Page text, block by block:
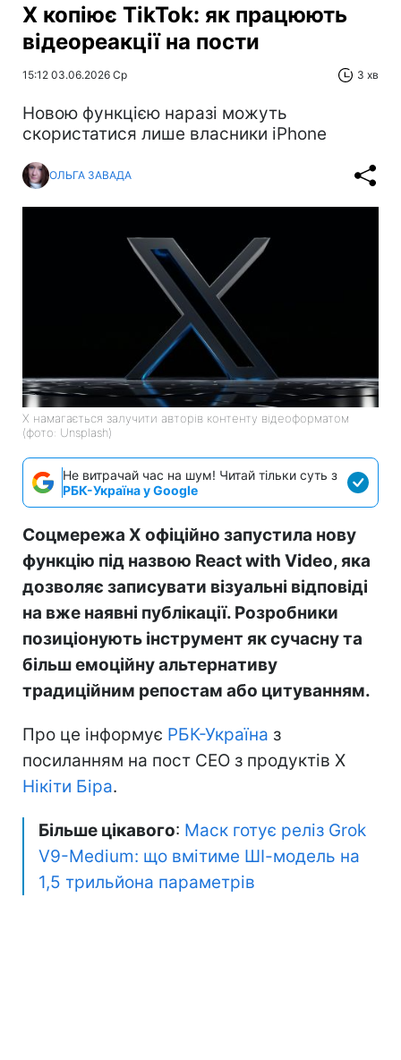
X копіює TikTok: як працюють
відеореакції на пости
15:12 03.06.2026 Ср 3 хв
Новою функцією наразі можуть
скористатися лише власники iPhone
ОЛЬГА ЗАВАДА
X намагається залучити авторів контенту відеоформатом
(фото: Unsplash)
Не витрачай час на шум! Читай тільки суть з
РБК-Україна у Google
Соцмережа X офіційно запустила нову
функцію під назвою React with Video, яка
дозволяє записувати візуальні відповіді
на вже наявні публікації. Розробники
позиціонують інструмент як сучасну та
більш емоційну альтернативу
традиційним репостам або цитуванням.
Про це інформує РБК-Україна з
посиланням на пост CEO з продуктів X
Нікіти Біра.
Більше цікавого: Маск готує реліз Grok
V9-Medium: що вмітиме ШІ-модель на
1,5 трильйона параметрів